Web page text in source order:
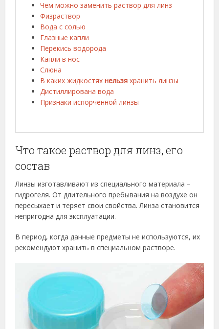
Чем можно заменить раствор для линз
Физраствор
Вода с солью
Глазные капли
Перекись водорода
Капли в нос
Слюна
В каких жидкостяхнельзя хранить линзы
Дистиллирована вода
Признаки испорченной линзы
Что такое раствор для линз, его
состав
Линзы изготавливают из специального материала –
гидрогеля. От длительного пребывания на воздухе он
пересыхает и теряет свои свойства. Линза становится
непригодна для эксплуатации.
В период, когда данные предметы не используются, их
рекомендуют хранить в специальном растворе.